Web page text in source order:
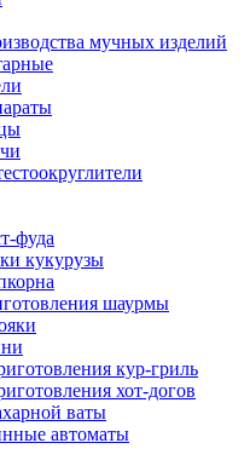
мучных изделий
фуда
кукурузы
шаурмы
кур-гриль
хот-догов
ваты
автоматы